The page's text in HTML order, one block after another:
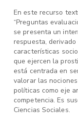
En este recurso
“Preguntas
se presenta un
respuesta,
características
que ejercen la
está centrada en
valorar las
políticas como eje
competencia. Es
Ciencias Sociales.